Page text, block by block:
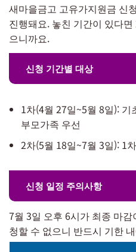
새마을금고 고유가지원금 신
진행돼요. 놓친 기간이 있다
으니까요.
신청 기간별 대상
1차(4월 27일~5월 8일):
부모가족 우선
2차(5월 18일~7월 3일): 1
신청 일정 주의사항
7월 3일 오후 6시가 최종 마
청할 수 없으니 반드시 기한